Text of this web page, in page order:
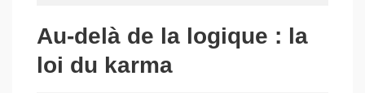
Au-delà de la logique : la
loi du karma